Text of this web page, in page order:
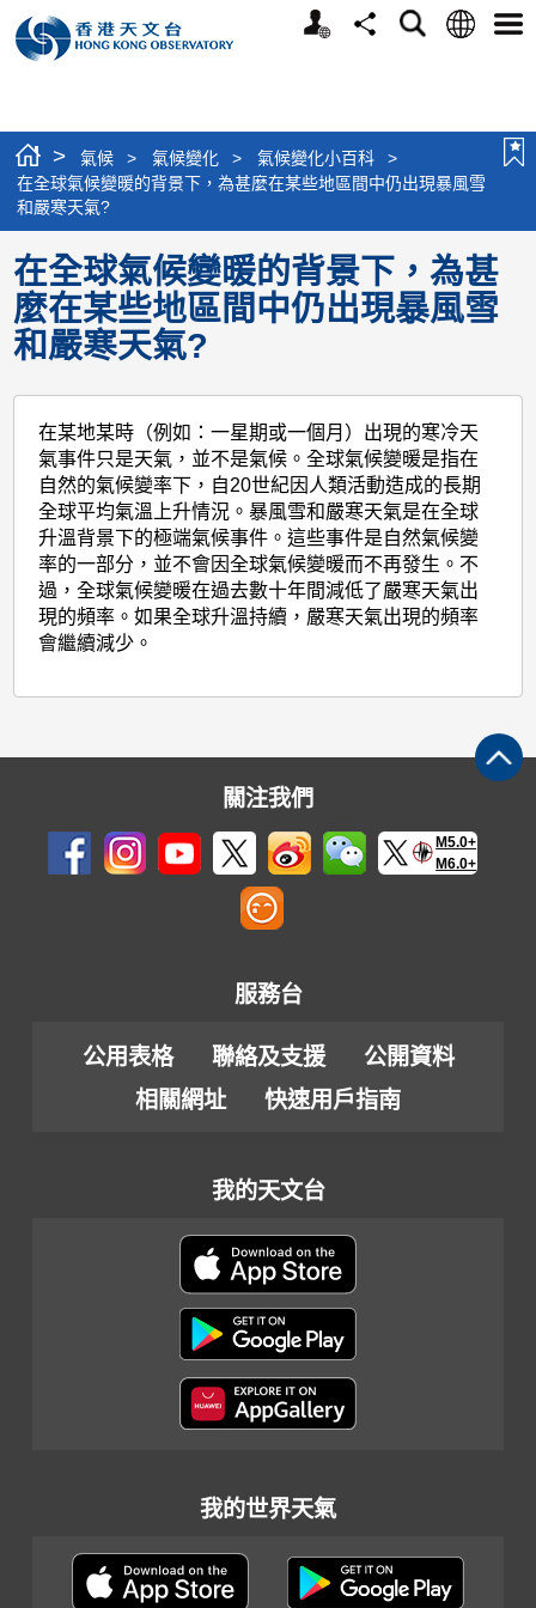
個
分
搜
語
選
> 氣候 > 氣候變化 > 氣候變化小百科
>
在全球氣候變暖的背景下，為甚麼在某些地區間中仍出現暴風雪
和嚴寒天氣?
在全球氣候變暖的背景下，為甚
麼在某些地區間中仍出現暴風雪
和嚴寒天氣?
在某地某時（例如：一星期或一個月）出現的寒冷天
氣事件只是天氣，並不是氣候。全球氣候變暖是指在
自然的氣候變率下，自20世紀因人類活動造成的長期
全球平均氣溫上升情況。暴風雪和嚴寒天氣是在全球
升溫背景下的極端氣候事件。這些事件是自然氣候變
率的一部分，並不會因全球氣候變暖而不再發生。不
過，全球氣候變暖在過去數十年間減低了嚴寒天氣出
現的頻率。如果全球升溫持續，嚴寒天氣出現的頻率
會繼續減少。
關注我們
M5.0+
M6.0+
服務台
公用表格 聯絡及支援
公開資料
相關網址
快速用戶指南
我的天文台
我的世界天氣